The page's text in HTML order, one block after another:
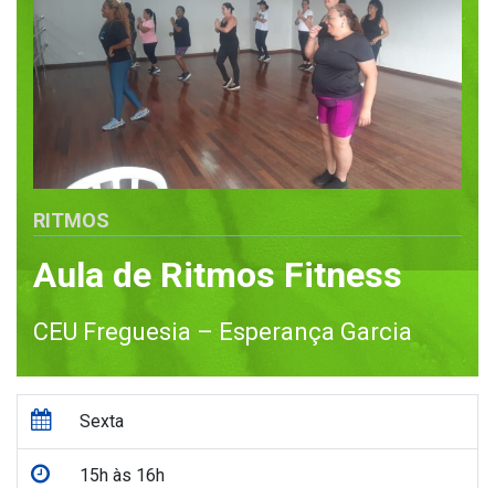
RITMOS
Aula de Ritmos Fitness
CEU Freguesia – Esperança Garcia
Sexta
15h às 16h